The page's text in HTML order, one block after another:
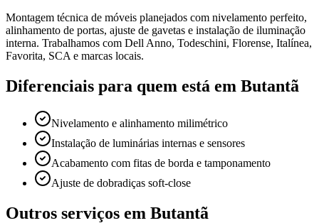
Montagem técnica de móveis planejados com nivelamento perfeito,
alinhamento de portas, ajuste de gavetas e instalação de iluminação
interna. Trabalhamos com Dell Anno, Todeschini, Florense, Italínea,
Favorita, SCA e marcas locais.
Diferenciais para quem está em Butantã
Nivelamento e alinhamento milimétrico
Instalação de luminárias internas e sensores
Acabamento com fitas de borda e tamponamento
Ajuste de dobradiças soft-close
Outros serviços em Butantã